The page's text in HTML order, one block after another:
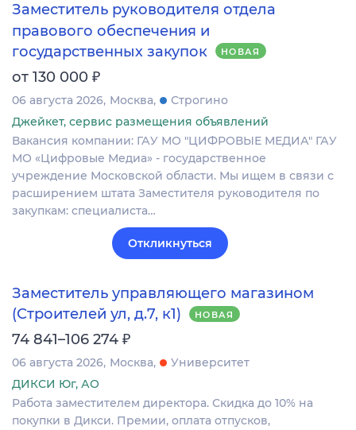
Заместитель руководителя отдела
правового обеспечения и
государственных закупок
НОВАЯ
от 130 000 ₽
06 августа 2026 Москва
Строгино
Джейкет, сервис размещения объявлений
Вакансия компании: ГАУ МО "ЦИФРОВЫЕ МЕДИА" ГАУ
МО «Цифровые Медиа» - государственное
учреждение Московской области. Мы ищем в связи с
расширением штата Заместителя руководителя по
закупкам: специалиста…
Откликнуться
Заместитель управляющего магазином
(Строителей ул, д.7, к1)
НОВАЯ
74 841–106 274 ₽
06 августа 2026 Москва
Университет
ДИКСИ Юг, АО
Работа заместителем директора. Скидка до 10% на
покупки в Дикси. Премии, оплата отпусков,